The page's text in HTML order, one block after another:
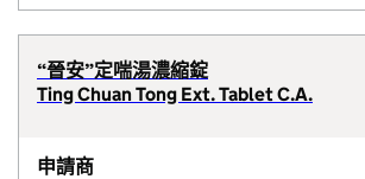
“晉安”定喘湯濃縮錠
Ting Chuan Tong Ext. Tablet C.A.
申請商